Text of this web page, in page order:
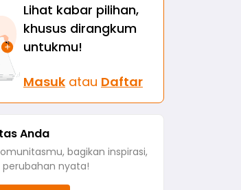
Lihat kabar pilihan,
khusus dirangkum
untukmu!
Masuk atau Daftar
Anda
bagikan inspirasi,
nyata!